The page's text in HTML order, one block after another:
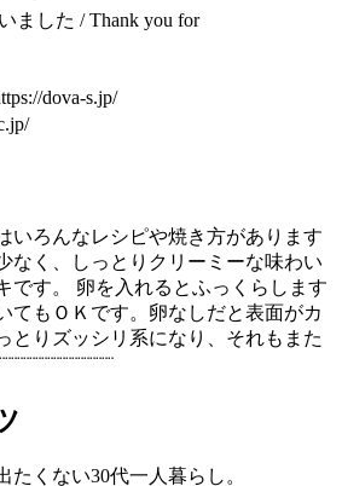
ました / Thank you for
dova-s.jp/
いろんなレシピや焼き方があります
なく、しっとりクリーミーな味わい
です。 卵を入れるとふっくらします
てもＯＫです。卵なしだと表面がカ
とりズッシリ系になり、それもまた
たくない30代一人暮らし。